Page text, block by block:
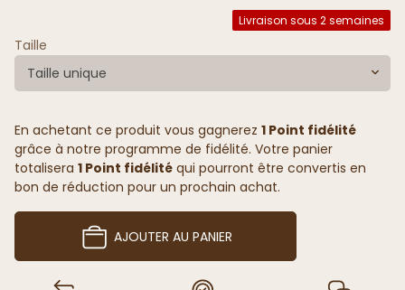
Livraison sous 2 semaines
Taille
Taille unique
En achetant ce produit vous gagnerez 1 Point fidélité
grâce à notre programme de fidélité. Votre panier
totalisera 1 Point fidélité qui pourront être convertis en
bon de réduction pour un prochain achat.
AJOUTER AU PANIER